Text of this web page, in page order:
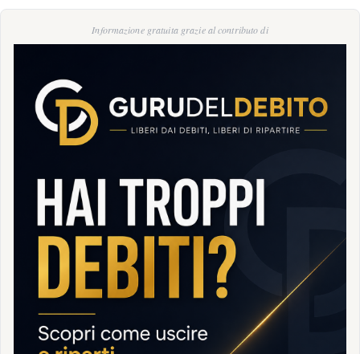
Informazione gratuita grazie al contributo di